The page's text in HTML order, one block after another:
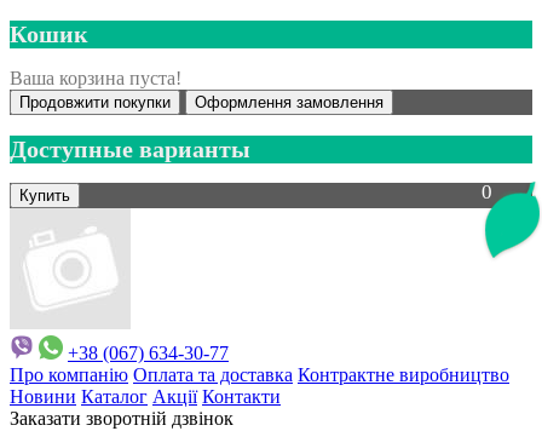
Кошик
Ваша корзина пуста!
Продовжити покупки Оформлення замовлення
0
Доступные варианты
+38 (067) 634-30-77
Про компанію Оплата та доставка Контрактне виробництво
Новини Каталог Акції Контакти
Заказати зворотній дзвінок